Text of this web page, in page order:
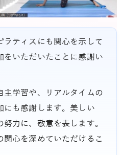
ラティスにも関心を示して
をいただいたことに感謝い
主学習や、リアルタイムの
にも感謝します。美しい
力に、敬意を表します。
心を深めていただけるこ